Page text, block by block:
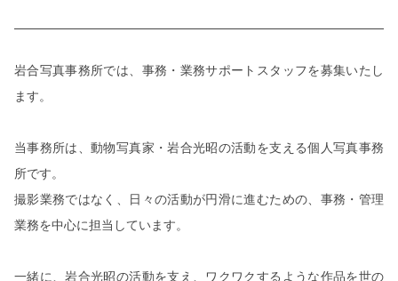
岩合写真事務所では、事務・業務サポートスタッフを募集いたし
ます。
当事務所は、動物写真家・岩合光昭の活動を支える個人写真事務
所です。
撮影業務ではなく、日々の活動が円滑に進むための、事務・管理
業務を中心に担当しています。
一緒に、岩合光昭の活動を支え、ワクワクするような作品を世の